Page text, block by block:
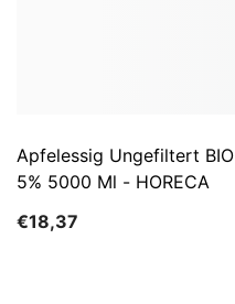
Apfelessig Ungefiltert BIO
5% 5000 Ml - HORECA
€18,37